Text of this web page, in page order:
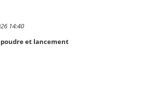
14:40
et lancement